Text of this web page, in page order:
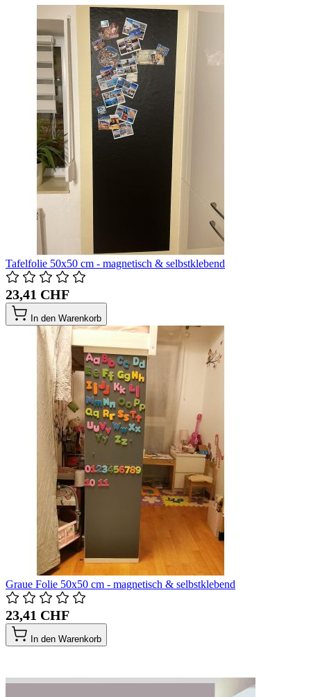
Tafelfolie 50x50 cm - magnetisch & selbstklebend
23,41 CHF
In den Warenkorb
Graue Folie 50x50 cm - magnetisch & selbstklebend
23,41 CHF
In den Warenkorb